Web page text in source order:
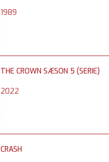
1989
THE CROWN SÆSON 5 (SERIE)
2022
CRASH